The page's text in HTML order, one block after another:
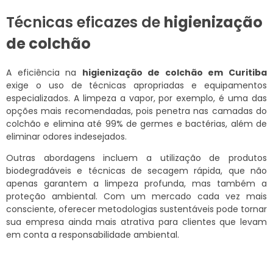
Técnicas eficazes de higienização
de colchão
A eficiência na higienização de colchão em Curitiba
exige o uso de técnicas apropriadas e equipamentos
especializados. A limpeza a vapor, por exemplo, é uma das
opções mais recomendadas, pois penetra nas camadas do
colchão e elimina até 99% de germes e bactérias, além de
eliminar odores indesejados.
Outras abordagens incluem a utilização de produtos
biodegradáveis e técnicas de secagem rápida, que não
apenas garantem a limpeza profunda, mas também a
proteção ambiental. Com um mercado cada vez mais
consciente, oferecer metodologias sustentáveis pode tornar
sua empresa ainda mais atrativa para clientes que levam
em conta a responsabilidade ambiental.